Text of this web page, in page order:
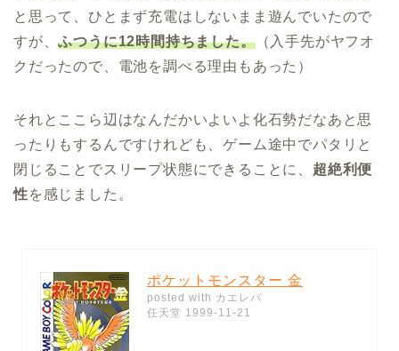
と思って、ひとまず充電はしないまま遊んでいたので
すが、ふつうに12時間持ちました。（入手先がヤフオ
クだったので、電池を調べる理由もあった）
それとここら辺はなんだかいよいよ化石勢だなあと思
ったりもするんですけれども、ゲーム途中でパタリと
閉じることでスリープ状態にできることに、 超絶利便
性を感じました。
ポケットモンスター 金
posted with カエレバ
任天堂 1999-11-21